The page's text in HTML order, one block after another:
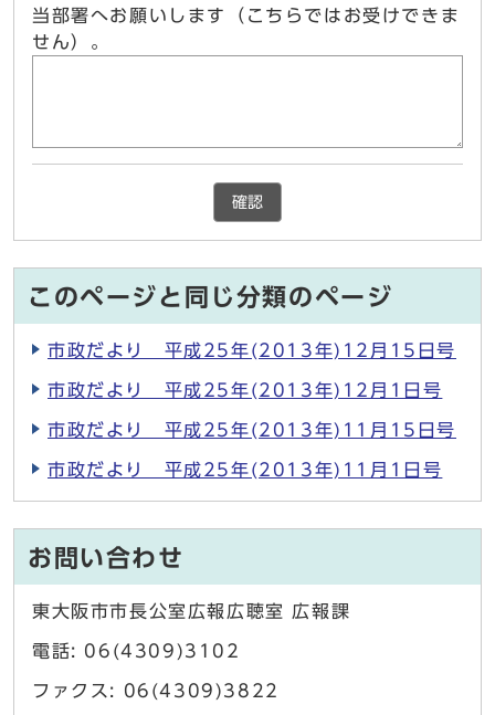
当部署へお願いします（こちらではお受けできま
せん）。
確認
このページと同じ分類のページ
市政だより 平成25年(2013年)12月15日号
市政だより 平成25年(2013年)12月1日号
市政だより 平成25年(2013年)11月15日号
市政だより 平成25年(2013年)11月1日号
お問い合わせ
東大阪市市長公室広報広聴室 広報課
電話: 06(4309)3102
ファクス: 06(4309)3822